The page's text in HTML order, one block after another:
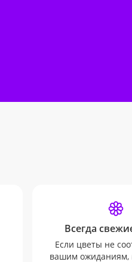
Всегда
Если цветы не
вашим